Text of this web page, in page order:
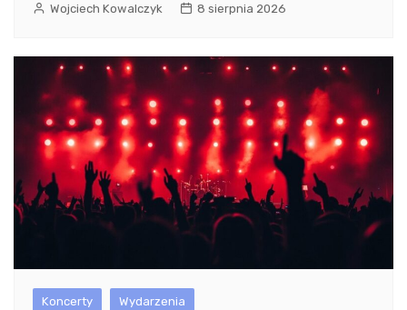
Wojciech Kowalczyk 8 sierpnia 2026
Koncerty Wydarzenia